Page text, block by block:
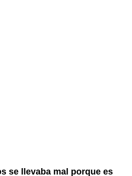
se llevaba mal porque es